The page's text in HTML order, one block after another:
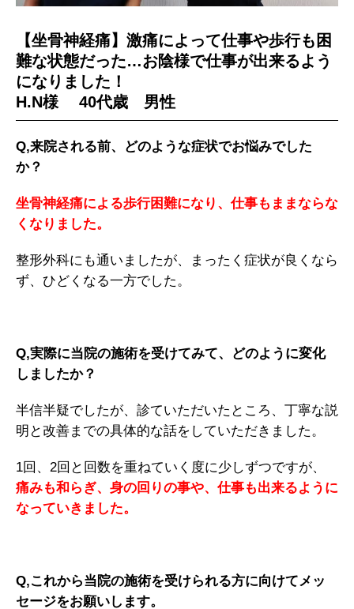
【坐骨神経痛】激痛によって仕事や歩行も困
難な状態だった…お陰様で仕事が出来るよう
になりました！
H.N様 40代歳 男性
Q,来院される前、どのような症状でお悩みでした
か？
坐骨神経痛による歩行困難になり、仕事もままならな
くなりました。
整形外科にも通いましたが、まったく症状が良くなら
ず、ひどくなる一方でした。
Q,実際に当院の施術を受けてみて、どのように変化
しましたか？
半信半疑でしたが、診ていただいたところ、丁寧な説
明と改善までの具体的な話をしていただきました。
1回、2回と回数を重ねていく度に少しずつですが、
痛みも和らぎ、身の回りの事や、仕事も出来るように
なっていきました。
Q,これから当院の施術を受けられる方に向けてメッ
セージをお願いします。